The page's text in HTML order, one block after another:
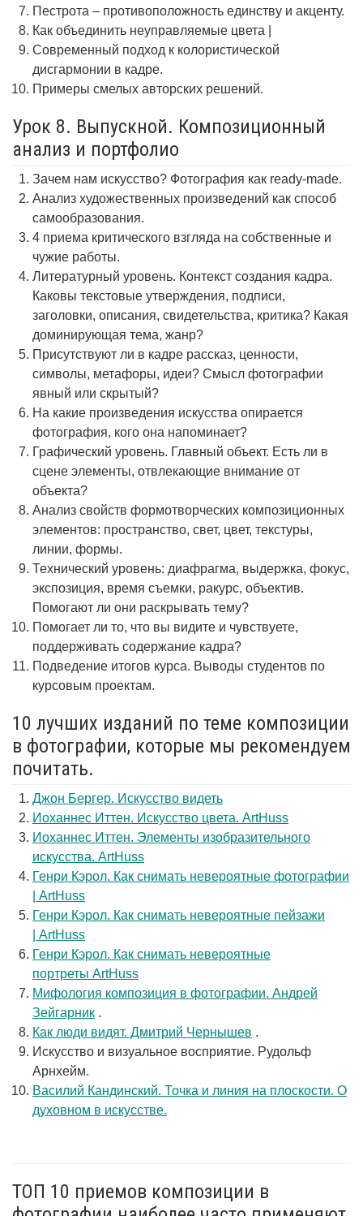
Пестрота – противоположность единству и акценту.
Как объединить неуправляемые цвета |
Современный подход к колористической
дисгармонии в кадре.
Примеры смелых авторских решений.
Урок 8. Выпускной. Композиционный
анализ и портфолио
Зачем нам искусство? Фотография как ready-made.
Анализ художественных произведений как способ
самообразования.
4 приема критического взгляда на собственные и
чужие работы.
Литературный уровень. Контекст создания кадра.
Каковы текстовые утверждения, подписи,
заголовки, описания, свидетельства, критика? Какая
доминирующая тема, жанр?
Присутствуют ли в кадре рассказ, ценности,
символы, метафоры, идеи? Смысл фотографии
явный или скрытый?
На какие произведения искусства опирается
фотография, кого она напоминает?
Графический уровень. Главный объект. Есть ли в
сцене элементы, отвлекающие внимание от
объекта?
Анализ свойств формотворческих композиционных
элементов: пространство, свет, цвет, текстуры,
линии, формы.
Технический уровень: диафрагма, выдержка, фокус,
экспозиция, время съемки, ракурс, объектив.
Помогают ли они раскрывать тему?
Помогает ли то, что вы видите и чувствуете,
поддерживать содержание кадра?
Подведение итогов курса. Выводы студентов по
курсовым проектам.
10 лучших изданий по теме композиции
в фотографии, которые мы рекомендуем
почитать.
Джон Бергер. Искусство видеть
Иоханнес Иттен. Искусство цвета. ArtHuss
Иоханнес Иттен. Элементы изобразительного
искусства. ArtHuss
Генри Кэрол. Как снимать невероятные фотографии
| ArtHuss
Генри Кэрол. Как снимать невероятные пейзажи
| ArtHuss
Генри Кэрол. Как снимать невероятные
портреты ArtHuss
Мифология композиция в фотографии. Андрей
Зейгарник .
Как люди видят. Дмитрий Чернышев .
Искусство и визуальное восприятие. Рудольф
Арнхейм.
Василий Кандинский. Точка и линия на плоскости. О
духовном в искусстве.
ТОП 10 приемов композиции в